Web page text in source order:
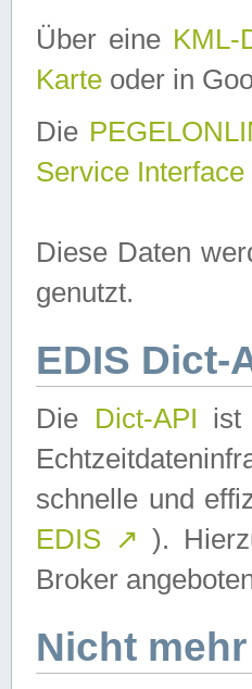
Über eine KML-
Karte oder in
Die
Service
Diese Daten
genutzt.
EDIS Dict-
Die Dict-API ist
schnelle und
EDIS ↗ ).
Broker
Nicht